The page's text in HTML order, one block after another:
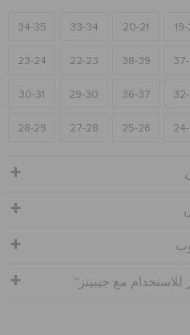
20-21
33-34
34-35
38-39
22-23
23-24
36-37
29-30
30-31
25-26
27-28
28-29
للاستخدام مع جيبيتز™